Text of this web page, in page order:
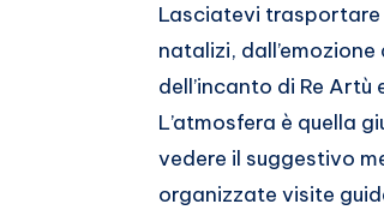
Lasciatevi
natalizi,
dell’incanto di Re
L’atmosfera è quella
vedere il suggestivo
organizzate visite